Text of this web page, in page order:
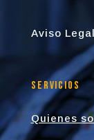
Aviso Legal
Servicios
Quienes